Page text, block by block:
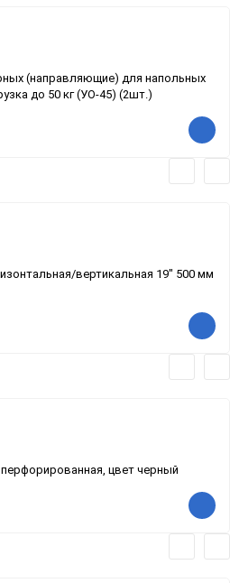
(направляющие) для напольных
до 50 кг (УО-45) (2шт.)
вертикальная 19" 500 мм
цвет черный